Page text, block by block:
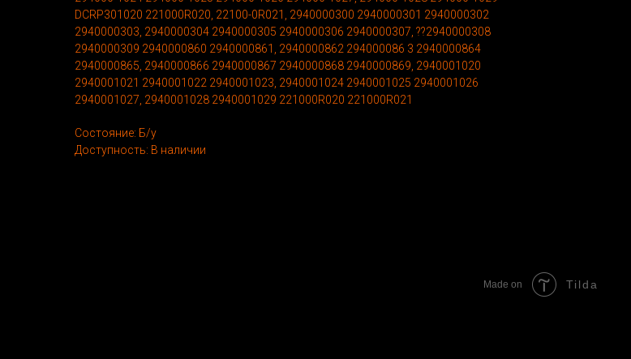
DCRP301020 221000R020, 22100-0R021, 2940000300 2940000301 2940000302
2940000303, 2940000304 2940000305 2940000306 2940000307, ??2940000308
2940000309 2940000860 2940000861, 2940000862 294000086 3 2940000864
2940000865, 2940000866 2940000867 2940000868 2940000869, 2940001020
2940001021 2940001022 2940001023, 2940001024 2940001025 2940001026
2940001027, 2940001028 2940001029 221000R020 221000R021
Состояние: Б/у
Доступность: В наличии
Made on Tilda